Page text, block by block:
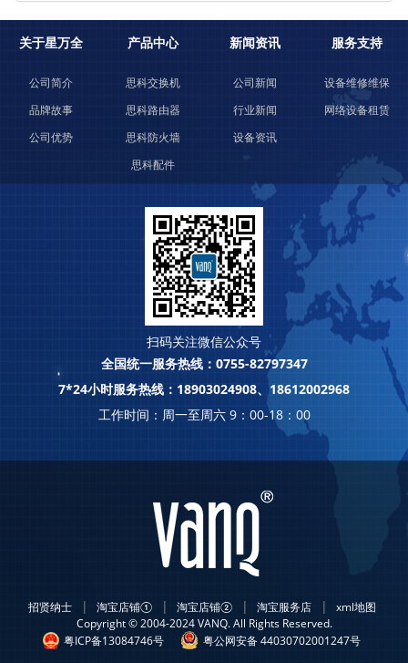
关于星万全 产品中心 新闻资讯 服务支持
公司简介
品牌故事
公司优势
思科交换机
思科路由器
思科防火墙
思科配件
公司新闻
行业新闻
设备资讯
设备维修维保
网络设备租赁
扫码关注微信公众号
全国统一服务热线：0755-82797347
7*24小时服务热线：18903024908、18612002968
工作时间：周一至周六 9：00-18：00
招贤纳士 | 淘宝店铺① | 淘宝店铺② | 淘宝服务店 |
xml地图
Copyright © 2004-2024 VANQ. All Rights Reserved.
粤ICP备13084746号
粤公网安备 44030702001247号